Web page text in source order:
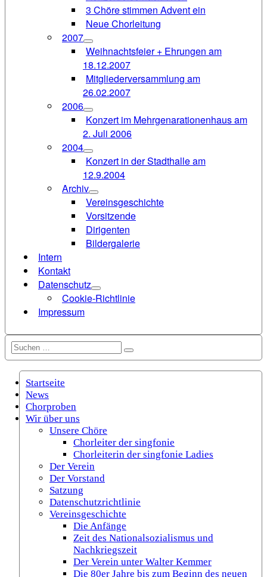
3 Chöre stimmen Advent ein
Neue Chorleitung
2007
Weihnachtsfeier + Ehrungen am
18.12.2007
Mitgliederversammlung am
26.02.2007
2006
Konzert im Mehrgenarationenhaus am
2. Juli 2006
2004
Konzert in der Stadthalle am
12.9.2004
Archiv
Vereinsgeschichte
Vorsitzende
Dirigenten
Bildergalerie
Intern
Kontakt
Datenschutz
Cookie-Richtlinie
Impressum
Suchen
nach:
Suchen
Startseite
News
Chorproben
Wir über uns
Unsere Chöre
Chorleiter der singfonie
Chorleiterin der singfonie Ladies
Der Verein
Der Vorstand
Satzung
Datenschutzrichtlinie
Vereinsgeschichte
Die Anfänge
Zeit des Nationalsozialismus und
Nachkriegszeit
Der Verein unter Walter Kemmer
Die 80er Jahre bis zum Beginn des neuen